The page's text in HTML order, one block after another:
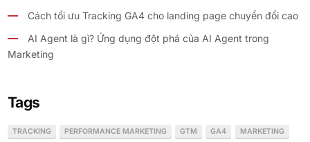
Cách tối ưu Tracking GA4 cho landing page chuyển đổi cao
AI Agent là gì? Ứng dụng đột phá của AI Agent trong
Marketing
Tags
TRACKING PERFORMANCE MARKETING GTM GA4 MARKETING